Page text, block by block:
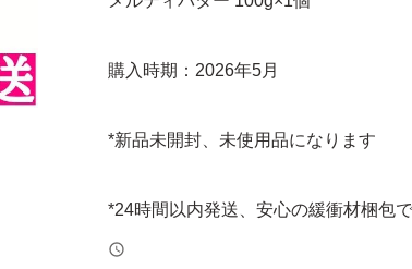
購入時期：2026年5月
*新品未開封、未使用品になります
*24時間以内発送、安心の緩衝材梱包